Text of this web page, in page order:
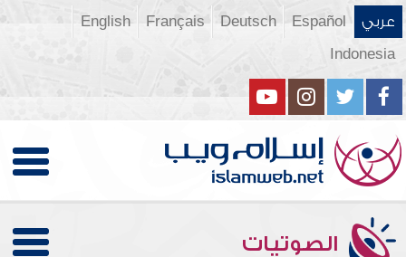
عربي Español
Deutsch
Français
English
Indonesia
الصوتيات